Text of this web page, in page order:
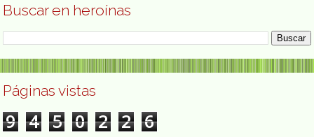
Buscar en heroínas
Páginas vistas
9 4 5 0 2 2 6